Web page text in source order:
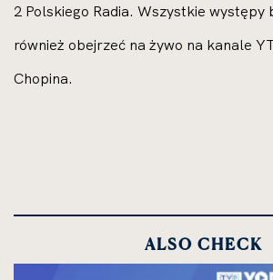
2 Polskiego Radia. Wszystkie występy
również obejrzeć na żywo na kanale
Chopina.
ALSO CHECK